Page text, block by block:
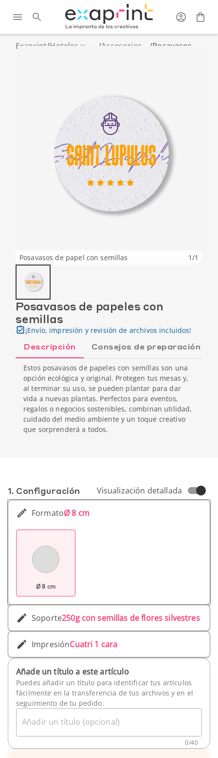
Exaprint/Hoteles y
/Accesorios
/Posavasos
Posavasos de papel con semillas 1/1
Posavasos de papeles con
semillas
¡Envío, impresión y revisión de archivos incluidos!
Descripción Consejos de preparación
Estos posavasos de papeles con semillas son una
opción ecológica y original. Protegen tus mesas y,
al terminar su uso, se pueden plantar para dar
vida a nuevas plantas. Perfectos para eventos,
regalos o negocios sostenibles, combinan utilidad,
cuidado del medio ambiente y un toque creativo
que sorprenderá a todos.
1. Conf­iguración Visualización detallada
FormatoØ 8 cm
Ø 8 cm
Soporte250g con semillas de flores silvestres
ImpresiónCuatri 1 cara
Añade un título a este artículo
Puedes añadir un título para identificar tus artículos
fácilmente en la transferencia de tus archivos y en el
seguimiento de tu pedido.
Añadir un título (opcional)
0/40